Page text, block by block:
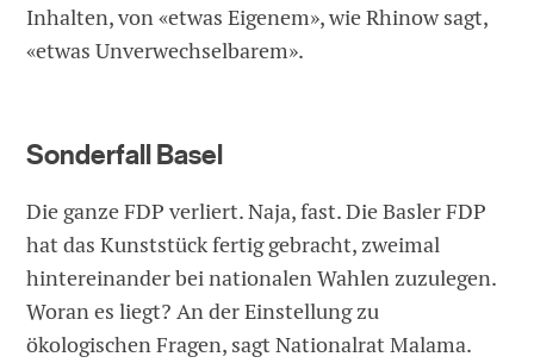
Inhalten, von «etwas Eigenem», wie Rhinow sagt,
«etwas Unverwechselbarem».
Sonderfall Basel
Die ganze FDP verliert. Naja, fast. Die Basler FDP
hat das Kunststück fertig gebracht, zweimal
hintereinander bei nationalen Wahlen zuzulegen.
Woran es liegt? An der Einstellung zu
ökologischen Fragen, sagt Nationalrat Malama.